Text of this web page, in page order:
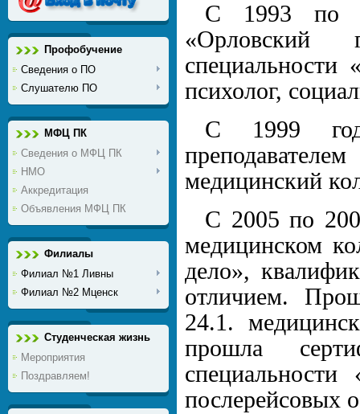
Профобучение
Сведения о ПО
Слушателю ПО
МФЦ ПК
Сведения о МФЦ ПК
НМО
Аккредитация
Объявления МФЦ ПК
Филиалы
Филиал №1 Ливны
Филиал №2 Мценск
Студенческая жизнь
Мероприятия
Поздравляем!
С 1993 по
«Орловский
специальности
психолог,
С 1999
медицинский
С 2005 по
медицинском
дело»,
отличием.
24.1.
прошла
послерейсовых